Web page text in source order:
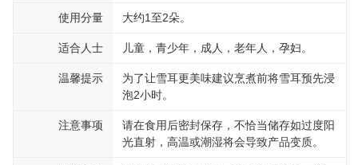
使用分量 大约1至2朵。
适合人士 儿童，青少年，成人，老年人，孕妇。
温馨提示
为了让雪耳更美味建议烹煮前将雪耳预先浸
泡2小时。
注意事项
请在食用后密封保存，不恰当储存如过度阳
光直射，高温或潮湿将会导致产品变质。